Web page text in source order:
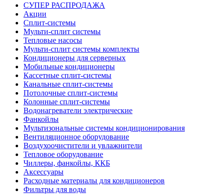
СУПЕР РАСПРОДАЖА
Акции
Сплит-системы
Мульти-сплит системы
Тепловые насосы
Мульти-сплит системы комплекты
Кондиционеры для серверных
Мобильные кондиционеры
Кассетные сплит-системы
Канальные сплит-системы
Потолочные сплит-системы
Колонные сплит-системы
Водонагреватели электрические
Фанкойлы
Мультизональные системы кондиционирования
Вентиляционное оборудование
Воздухоочистители и увлажнители
Тепловое оборудование
Чиллеры, фанкойлы, ККБ
Аксессуары
Расходные материалы для кондиционеров
Фильтры для воды